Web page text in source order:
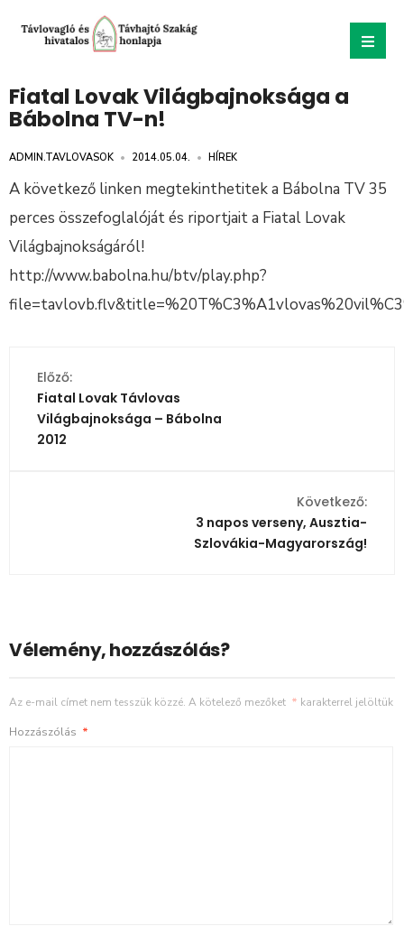
Fiatal Lovak Világbajnoksága a
Bábolna TV-n!
ADMIN.TAVLOVASOK • 2014.05.04. • HÍREK
A következő linken megtekinthetitek a Bábolna TV 35
perces összefoglalóját és riportjait a Fiatal Lovak
Világbajnokságáról!
http://www.babolna.hu/btv/play.php?
Előző:
Fiatal Lovak Távlovas
Világbajnoksága – Bábolna
2012
Következő:
3 napos verseny, Ausztia-
Szlovákia-Magyarország!
Vélemény, hozzászólás?
Az e-mail címet nem tesszük közzé. A kötelező mezőket * karakterrel jelöltük
Hozzászólás *